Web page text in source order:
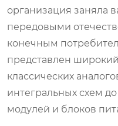
организация заняла
передовыми
конечным
представлен
классических
интегральных схем
модулей и блоков